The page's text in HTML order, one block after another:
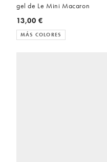
gel de Le Mini Macaron
13,00 €
MÁS COLORES